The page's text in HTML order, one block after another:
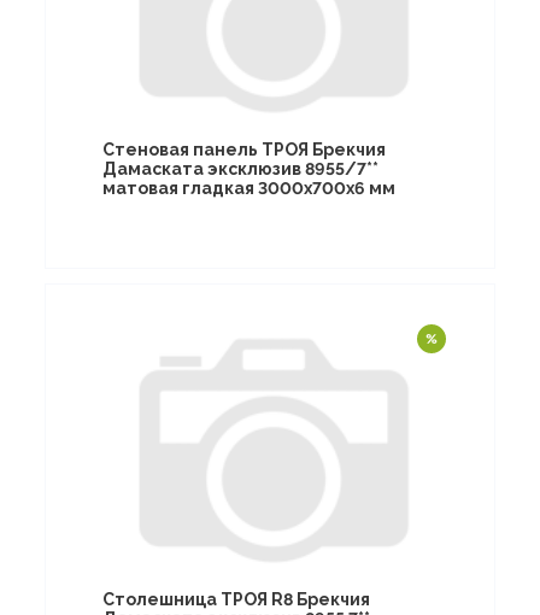
Стеновая панель ТРОЯ Брекчия
Дамаската эксклюзив 8955/7**
матовая гладкая 3000х700х6 мм
Столешница ТРОЯ R8 Брекчия